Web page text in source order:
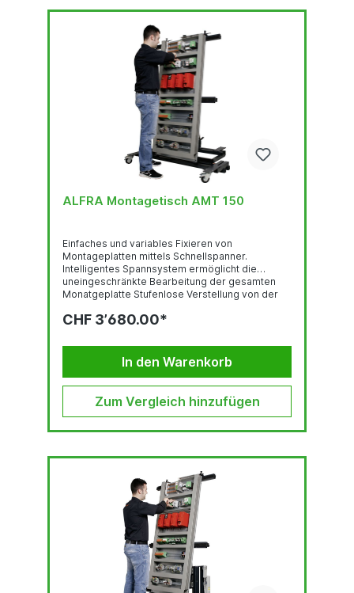
ALFRA Montagetisch AMT 150
Einfaches und variables Fixieren von
Montageplatten mittels Schnellspanner.
Intelligentes Spannsystem ermöglicht die
uneingeschränkte Bearbeitung der gesamten
Monatgeplatte Stufenlose Verstellung von der
oder Akkuschrauber Stufenlose
Neigungswinkel Verstellbarer
Neigungswinkel 0-80° Arbeitshöhe:
fest 90 cm 4 Lenkrollen mit Totalfeststeller Max.
CHF 3’680.00*
In den Warenkorb
Zum Vergleich hinzufügen